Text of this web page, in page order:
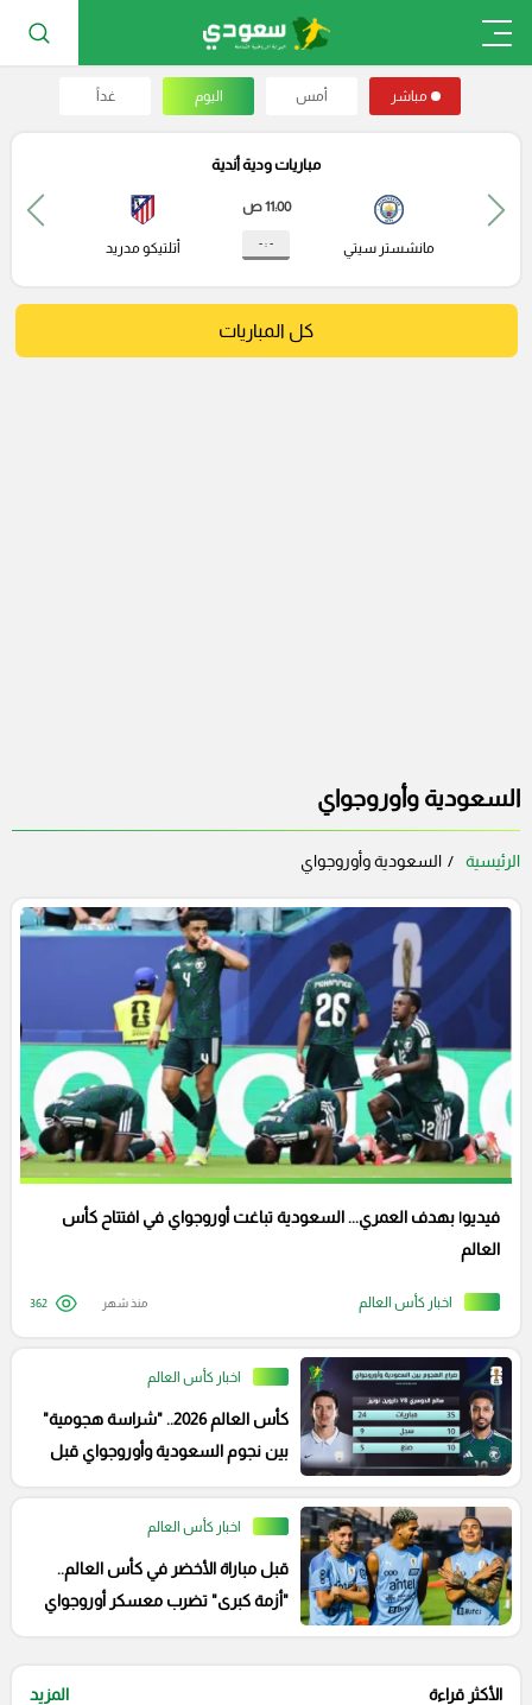
مباشر أمس اليوم غداً
مباريات ودية أندية
مانشستر سيتي
11:00 ص
- : - أتلتيكو مدريد
كل المباريات
السعودية وأوروجواي
الرئيسية السعودية وأوروجواي
اخبار كأس العالم
فيديو| بهدف العمري... السعودية تباغت أوروجواي في افتتاح كأس
العالم
منذ شهر 362
اخبار كأس العالم
كأس العالم 2026.. "شراسة هجومية"
بين نجوم السعودية وأوروجواي قبل
اخبار كأس العالم
قبل مباراة الأخضر في كأس العالم..
"أزمة كبرى" تضرب معسكر أوروجواي
الأكثر قراءة المزيد